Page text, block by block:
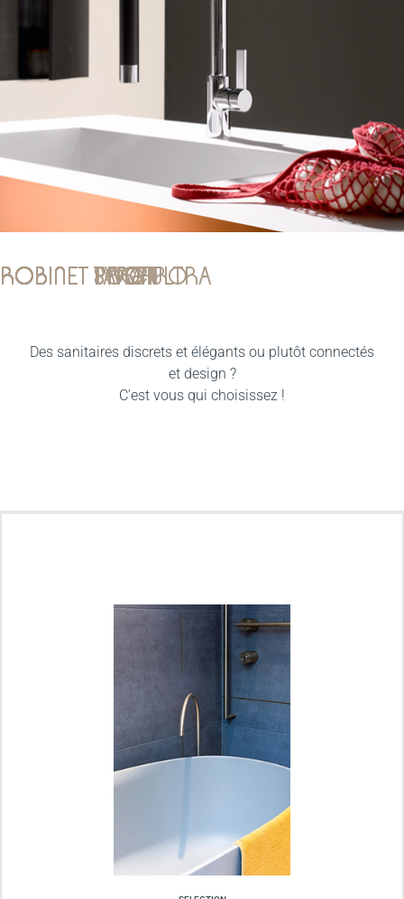
ROBINET PIVOT
ROBINET PROFI
ROBINET SOSPIRO
ROBINET SYNC
ROBINET TARA ULTRA
SELECTION
Des sanitaires discrets et élégants ou plutôt connectés
et design ?
C’est vous qui choisissez !